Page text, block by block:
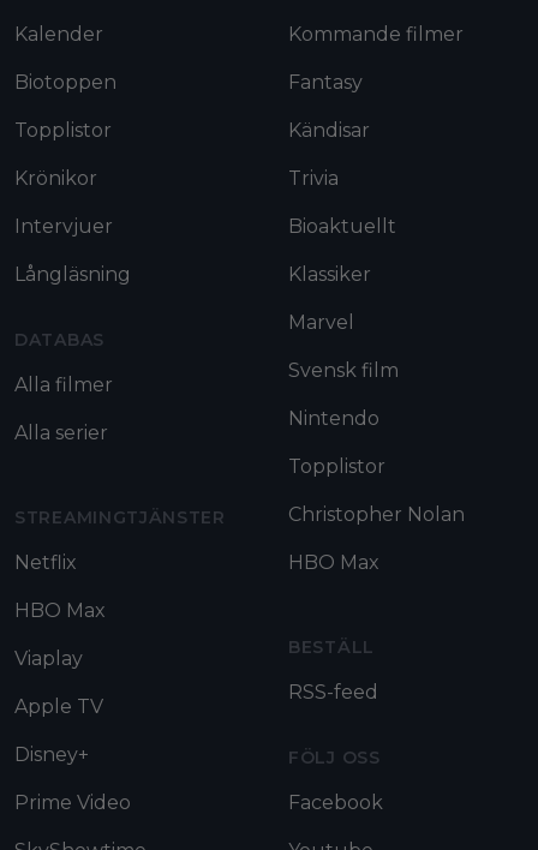
Kalender
Biotoppen
Topplistor
Krönikor
Intervjuer
Långläsning
DATABAS
Alla filmer
Alla serier
STREAMINGTJÄNSTER
Netflix
HBO Max
Viaplay
Apple TV
Disney+
Prime Video
Kommande filmer
Fantasy
Kändisar
Trivia
Bioaktuellt
Klassiker
Marvel
Svensk film
Nintendo
Topplistor
Christopher Nolan
HBO Max
BESTÄLL
RSS-feed
FÖLJ OSS
Facebook